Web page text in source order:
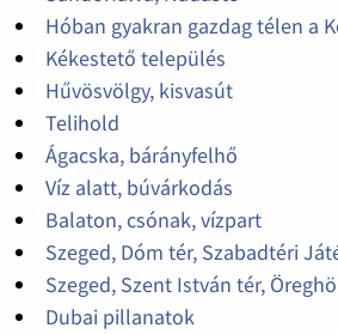
Hóban gyakran gazdag télen a
Kékestető település
Hűvösvölgy, kisvasút
Telihold
Ágacska, bárányfelhő
Víz alatt, búvárkodás
Balaton, csónak, vízpart
Szeged, Dóm tér, Szabadtéri
Szeged, Szent István tér,
Dubai pillanatok